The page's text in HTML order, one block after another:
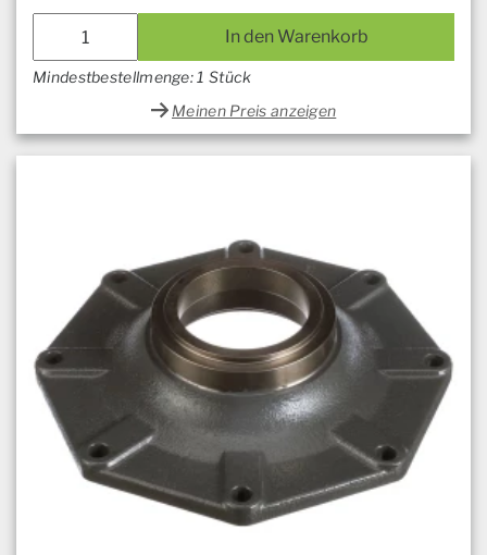
In den Warenkorb
Mindestbestellmenge: 1 Stück
Meinen Preis anzeigen